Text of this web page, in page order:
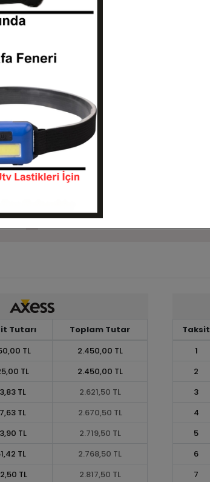
Lastiği
Tutarı
Toplam Tutar
TL
2.450,00 TL
TL
2.450,00 TL
TL
2.621,50 TL
TL
2.670,50 TL
TL
2.719,50 TL
TL
2.768,50 TL
TL
2.817,50 TL
Taksit
1
2
3
4
5
6
7